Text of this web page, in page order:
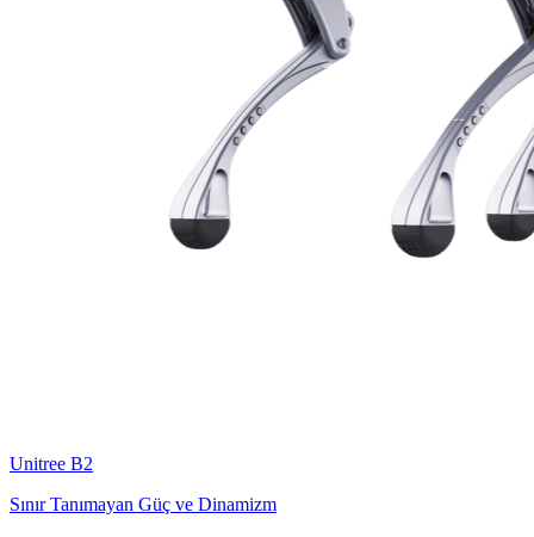
Unitree B2
Sınır Tanımayan Güç ve Dinamizm